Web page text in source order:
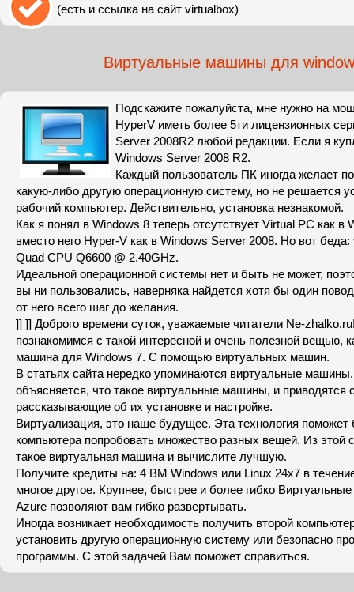
(есть и ссылка на сайт virtualbox)
Виртуальные машины для
Подскажите пожалуйста, мне нужно на
HyperV иметь более 5ти лицензионных
Server 2008R2 любой редакции. Если я
Windows Server 2008 R2.
Каждый пользователь ПК иногда желает
какую-либо другую операционную систему, но не решается
рабочий компьютер. Действительно, установка незнакомой.
Как я понял в Windows 8 теперь отсутствует Virtual PC как в
вместо него Hyper-V как в Windows Server 2008. Но вот
Quad CPU Q6600 @ 2.40GHz.
Идеальной операционной системы нет и быть не может,
вы ни пользовались, наверняка найдется хотя бы один
от него всего шаг до желания.
]] ]] Доброго времени суток, уважаемые читатели Ne-
познакомимся с такой интересной и очень полезной вещью,
машина для Windows 7. С помощью виртуальных машин.
В статьях сайта нередко упоминаются виртуальные
объясняется, что такое виртуальные машины, и приводятся
рассказывающие об их установке и настройке.
Виртуализация, это наше будущее. Эта технология поможет
компьютера попробовать множество разных вещей. Из этой
такое виртуальная машина и вычислите лучшую.
Получите кредиты на: 4 ВМ Windows или Linux 24x7 в
многое другое. Крупнее, быстрее и более гибко
Azure позволяют вам гибко развертывать.
Иногда возникает необходимость получить второй
установить другую операционную систему или безопасно
программы. С этой задачей Вам поможет справиться.